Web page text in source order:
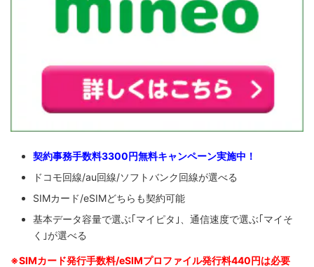
契約事務手数料3300円無料キャンペーン実施中！
ドコモ回線/au回線/ソフトバンク回線が選べる
SIMカード/eSIMどちらも契約可能
基本データ容量で選ぶ｢マイピタ｣、通信速度で選ぶ｢マイそ
く｣が選べる
※SIMカード発行手数料/eSIMプロファイル発行料440円は必要